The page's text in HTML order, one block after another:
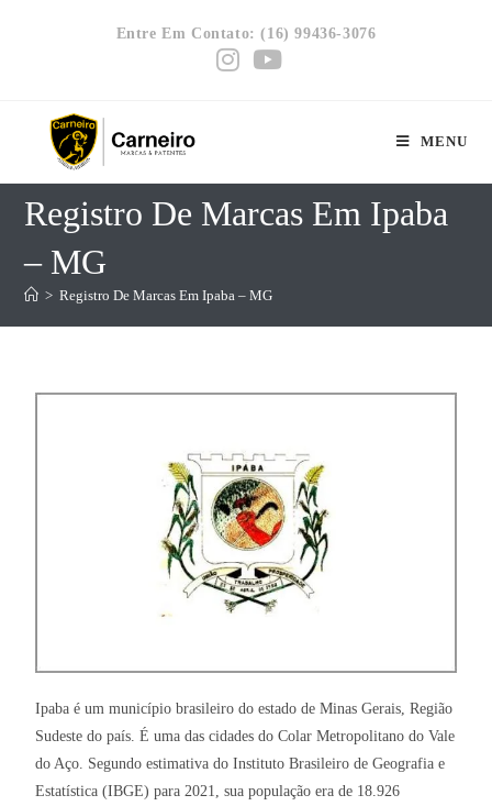
Entre Em Contato: (16) 99436-3076
MENU
Registro De Marcas Em Ipaba
– MG
> Registro De Marcas Em Ipaba – MG
Ipaba é um município brasileiro do estado de Minas Gerais, Região
Sudeste do país. É uma das cidades do Colar Metropolitano do Vale
do Aço. Segundo estimativa do Instituto Brasileiro de Geografia e
Estatística (IBGE) para 2021, sua população era de 18.926